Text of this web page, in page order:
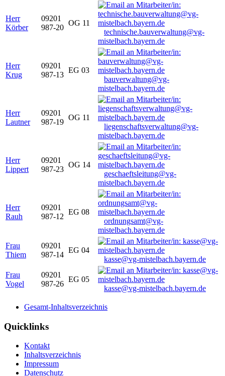
Herr
Körber
09201
987-20
OG 11
technische.bauverwaltung@vg-
mistelbach.bayern.de
Herr
Krug
09201
987-13
EG 03
bauverwaltung@vg-
mistelbach.bayern.de
Herr
Lautner
09201
987-19
OG 11
liegenschaftsverwaltung@vg-
mistelbach.bayern.de
Herr
Lippert
09201
987-23
OG 14
geschaeftsleitung@vg-
mistelbach.bayern.de
Herr
Rauh
09201
987-12
EG 08
ordnungsamt@vg-
mistelbach.bayern.de
Frau
Thiem
09201
987-14
EG 04
kasse@vg-mistelbach.bayern.de
Frau
Vogel
09201
987-26
EG 05
kasse@vg-mistelbach.bayern.de
Gesamt-Inhaltsverzeichnis
Quicklinks
Kontakt
Inhaltsverzeichnis
Impressum
Datenschutz